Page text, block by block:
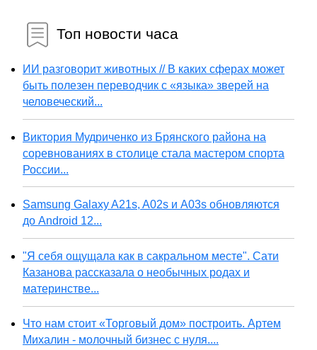
Топ новости часа
ИИ разговорит животных // В каких сферах может
быть полезен переводчик с «языка» зверей на
человеческий...
Виктория Мудриченко из Брянского района на
соревнованиях в столице стала мастером спорта
России...
Samsung Galaxy A21s, A02s и A03s обновляются
до Android 12...
"Я себя ощущала как в сакральном месте". Сати
Казанова рассказала о необычных родах и
материнстве...
Что нам стоит «Торговый дом» построить. Артем
Михалин - молочный бизнес с нуля....